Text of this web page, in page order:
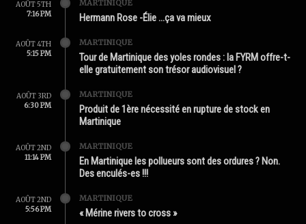
AOÛT 5TH
7:16 PM
MARTINIQUE
Hermann Rose -Élie …ça va mieux
AOÛT 4TH
5:15 PM
MARTINIQUE
Tour de Martinique des yoles rondes : la FYRM offre-t-
elle gratuitement son trésor audiovisuel ?
AOÛT 3RD
6:30 PM
MARTINIQUE
Produit de 1ère nécessité en rupture de stock en
Martinique
AOÛT 2ND
11:14 PM
MARTINIQUE
En Martinique les pollueurs sont des ordures ? Non.
Des enculés-es !!!
AOÛT 2ND
5:56 PM
MARTINIQUE
« Mérine rivers to cross »